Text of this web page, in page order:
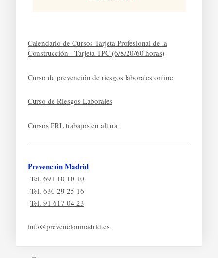
Calendario de Cursos Tarjeta Profesional de la
Construcción - Tarjeta TPC (6/8/20/60 horas)
Curso de prevención de riesgos laborales online
Curso de Riesgos Laborales
Cursos PRL trabajos en altura
Prevención Madrid
Tel. 691 10 10 10
Tel. 630 29 25 16
Tel. 91 617 04 23
info@prevencionmadrid.es